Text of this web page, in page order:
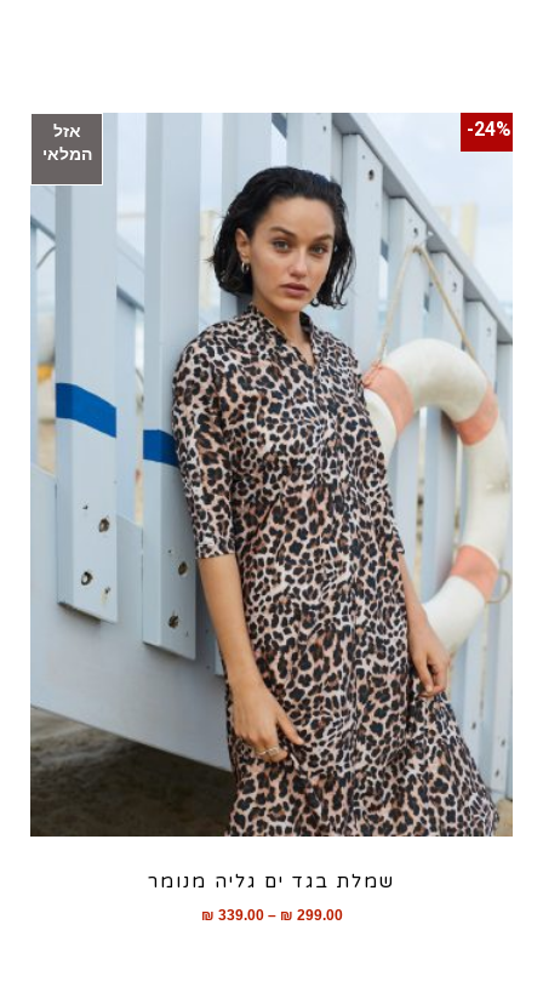
אזל
המלאי
24%-
שמלת בגד ים גליה מנומר
₪ 299.00
–
₪ 339.00